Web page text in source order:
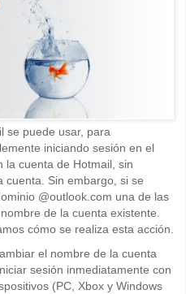
se puede usar, para
iniciando sesión en el
la cuenta de Hotmail, sin
cuenta. Sin embargo, si se
@outlook.com una de las
de la cuenta existente.
cómo se realiza esta acción.
el nombre de la cuenta
sesión inmediatamente con
(PC, Xbox y Windows